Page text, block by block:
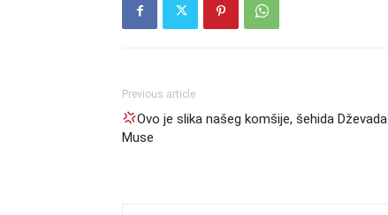
Previous article
Ovo je slika našeg komšije, šehida Dževada
Muse